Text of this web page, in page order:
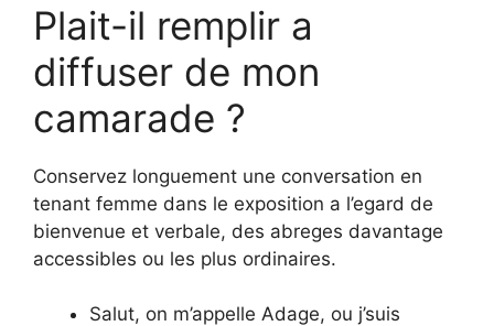
Plait-il remplir a
diffuser de mon
camarade ?
Conservez longuement une conversation en
tenant femme dans le exposition a l’egard de
bienvenue et verbale, des abreges davantage
accessibles ou les plus ordinaires.
Salut, on m’appelle Adage, ou j’suis